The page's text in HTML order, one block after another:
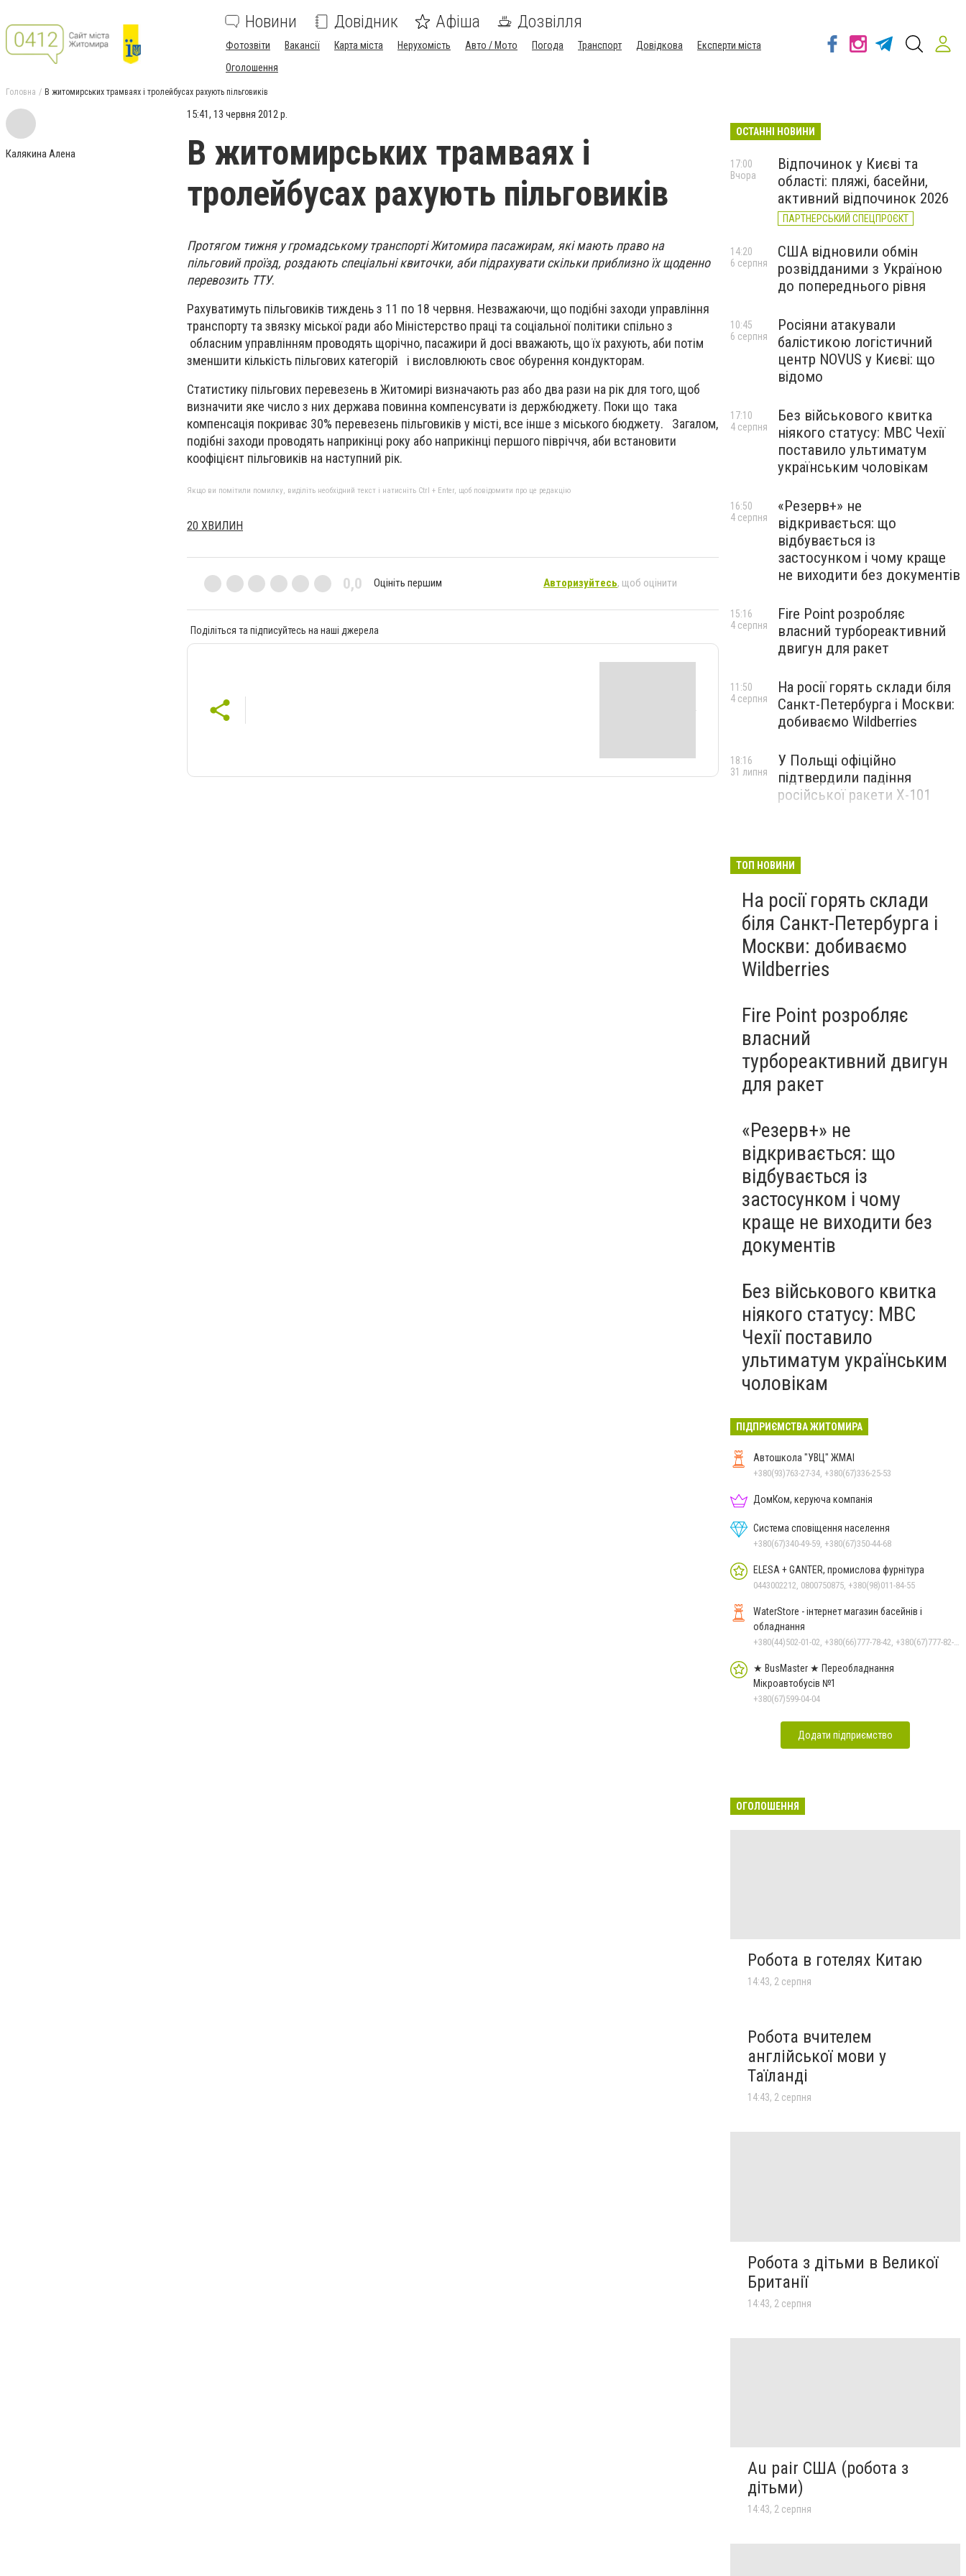
Новини Довідник Афіша Дозвілля
Фотозвіти Вакансії Карта міста Нерухомість Авто / Мото Погода Транспорт Довідкова
Експерти міста
Оголошення
Головна В житомирських трамваях і тролейбусах рахують пільговиків
Калякина Алена
15:41, 13 червня 2012 р.
В житомирських трамваях і
тролейбусах рахують пільговиків
Протягом тижня у громадському транспорті Житомира пасажирам, які мають право на
пільговий проїзд, роздають спеціальні квиточки, аби підрахувати скільки приблизно їх щоденно
перевозить ТТУ.
Рахуватимуть пільговиків тиждень з 11 по 18 червня. Незважаючи, що подібні заходи управління
транспорту та звязку міської ради або Міністерство праці та соціальної політики спільно з
обласним управлінням проводять щорічно, пасажири й досі вважають, що їх рахують, аби потім
зменшити кількість пільгових категорій і висловлюють своє обурення кондукторам.
Статистику пільгових перевезень в Житомирі визначають раз або два рази на рік для того, щоб
визначити яке число з них держава повинна компенсувати із держбюджету. Поки що така
компенсація покриває 30% перевезень пільговиків у місті, все інше з міського бюджету. Загалом,
подібні заходи проводять наприкінці року або наприкінці першого півріччя, аби встановити
коофіцієнт пільговиків на наступний рік.
Якщо ви помітили помилку, виділіть необхідний текст і натисніть Ctrl + Enter, щоб повідомити про це редакцію
20 ХВИЛИН
0,0 Оцініть першим Авторизуйтесь, щоб оцінити
Поділіться та підписуйтесь на наші джерела
ОСТАННІ НОВИНИ
Відпочинок у Києві та
області: пляжі, басейни,
активний відпочинок 2026
ПАРТНЕРСЬКИЙ СПЕЦПРОЄКТ
17:00
Вчора
США відновили обмін
розвідданими з Україною
до попереднього рівня
14:20
6 серпня
Росіяни атакували
балістикою логістичний
центр NOVUS у Києві: що
відомо
10:45
6 серпня
Без військового квитка
ніякого статусу: МВС Чехії
поставило ультиматум
українським чоловікам
17:10
4 серпня
«Резерв+» не
відкривається: що
відбувається із
застосунком і чому краще
не виходити без документів
16:50
4 серпня
Fire Point розробляє
власний турбореактивний
двигун для ракет
15:16
4 серпня
На росії горять склади біля
Санкт-Петербурга і Москви:
добиваємо Wildberries
11:50
4 серпня
У Польщі офіційно
підтвердили падіння
російської ракети Х-101
18:16
31 липня
ТОП НОВИНИ
На росії горять склади
біля Санкт-Петербурга і
Москви: добиваємо
Wildberries
Fire Point розробляє
власний
турбореактивний двигун
для ракет
«Резерв+» не
відкривається: що
відбувається із
застосунком і чому
краще не виходити без
документів
Без військового квитка
ніякого статусу: МВС
Чехії поставило
ультиматум українським
чоловікам
ПІДПРИЄМСТВА ЖИТОМИРА
Автошкола "УВЦ" ЖМАІ
+380(93)763-27-34, +380(67)336-25-53
ДомКом, керуюча компанія
Система сповіщення населення
+380(67)340-49-59, +380(67)350-44-68
ELESA + GANTER, промислова фурнітура
0443002212, 0800750875, +380(98)011-84-55
WaterStore - інтернет магазин басейнів і
обладнання
+380(44)502-01-02, +380(66)777-78-42, +380(67)777-82-19, +380(67)890-80-80, +380(73)890-80-80, +380(44)502-01-03
★ BusMaster ★ Переобладнання
Мікроавтобусів №1
+380(67)599-04-04
Додати підприємство
ОГОЛОШЕННЯ
Робота в готелях Китаю
14:43, 2 серпня
Робота вчителем
англійської мови у
Таїланді
14:43, 2 серпня
Робота з дітьми в Великої
Британії
14:43, 2 серпня
Au pair США (робота з
дітьми)
14:43, 2 серпня